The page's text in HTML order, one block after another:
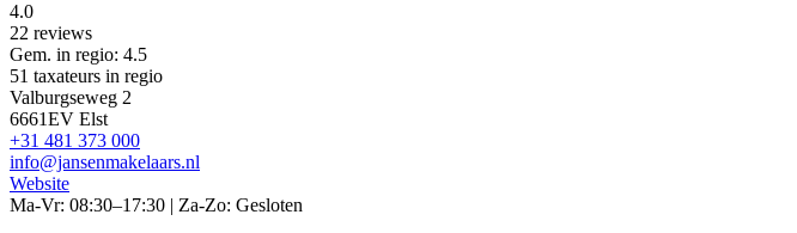
4.0
22 reviews
Gem. in regio: 4.5
51 taxateurs in regio
Valburgseweg 2
6661EV Elst
+31 481 373 000
info@jansenmakelaars.nl
Website
Ma-Vr: 08:30–17:30 | Za-Zo: Gesloten